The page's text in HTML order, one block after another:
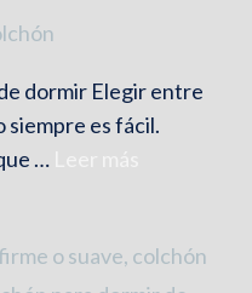
dormir Elegir entre
siempre es fácil.
…
o suave, colchón